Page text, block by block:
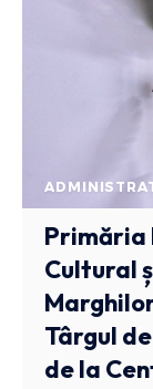
Primăria
Cultural
Târgul
de la